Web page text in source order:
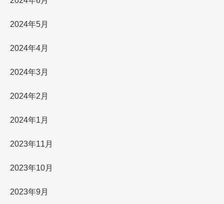
2024年5月
2024年4月
2024年3月
2024年2月
2024年1月
2023年11月
2023年10月
2023年9月